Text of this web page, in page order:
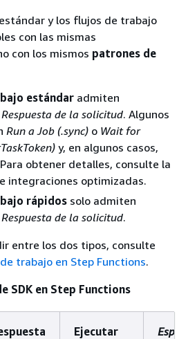
y los flujos de trabajo
con las mismas
con los mismos patrones de
estándar admiten
Respuesta de la solicitud. Algunos
Run a Job (.sync) o Wait for
y, en algunos casos,
obtener detalles, consulte la
integraciones optimizadas.
rápidos solo admiten
Respuesta de la solicitud.
entre los dos tipos, consulte
trabajo en Step Functions.
SDK en Step Functions
Ejecutar